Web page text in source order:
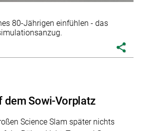
80-Jährigen einfühlen - das
share
dem Sowi-Vorplatz
Science Slam später nichts